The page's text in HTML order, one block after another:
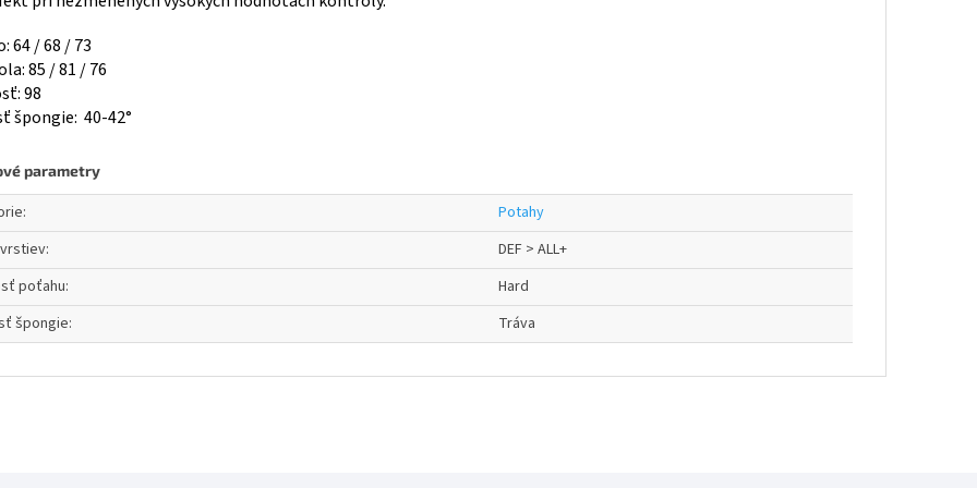
64 / 68 / 73
85 / 81 / 76
98
špongie: 40-42°
parametry
:
Potahy
:
DEF > ALL+
poťahu:
Hard
špongie: Tráva